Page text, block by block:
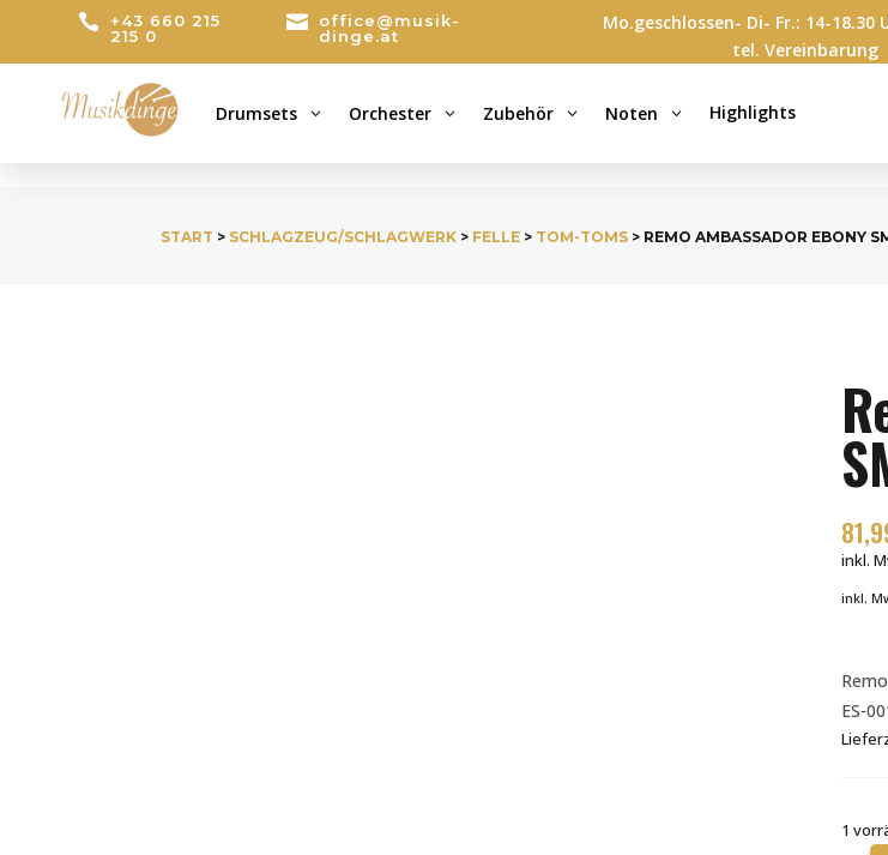
 +43 660 215
215 0

office@musik-
dinge.at
Mo.geschlossen- Di- Fr.: 14-18.30
tel. Vereinbarung
Drumsets 3 Orchester 3 Zubehör 3 Noten 3 Highlights
START > SCHLAGZEUG/SCHLAGWERK > FELLE > TOM-TOMS > REMO AMBASSADOR EBONY
inkl.
inkl.
ES-
1